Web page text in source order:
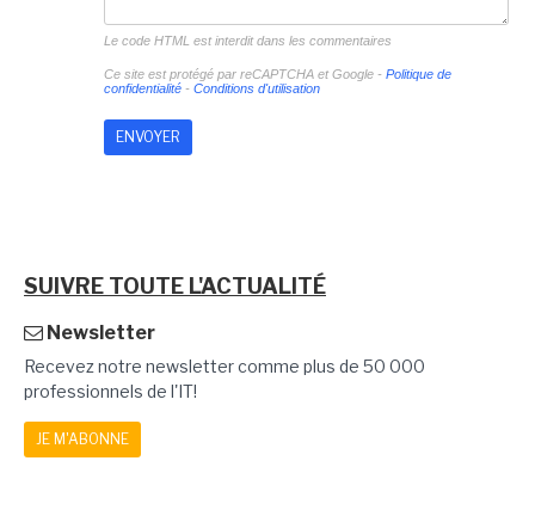
Le code HTML est interdit dans les commentaires
Ce site est protégé par reCAPTCHA et Google - Politique de
confidentialité- Conditions d'utilisation
SUIVRE TOUTE L'ACTUALITÉ
Newsletter
Recevez notre newsletter comme plus de 50 000
professionnels de l'IT!
JE M'ABONNE